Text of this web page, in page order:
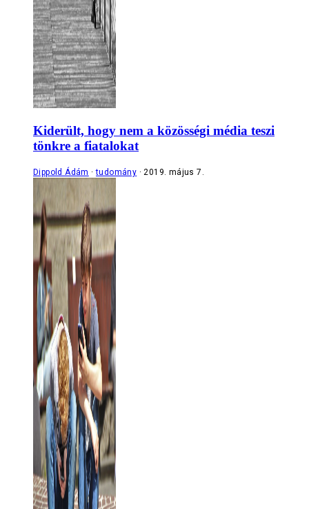
Kiderült, hogy nem a közösségi média teszi
tönkre a fiatalokat
Dippold Ádám tudomány 2019. május 7.